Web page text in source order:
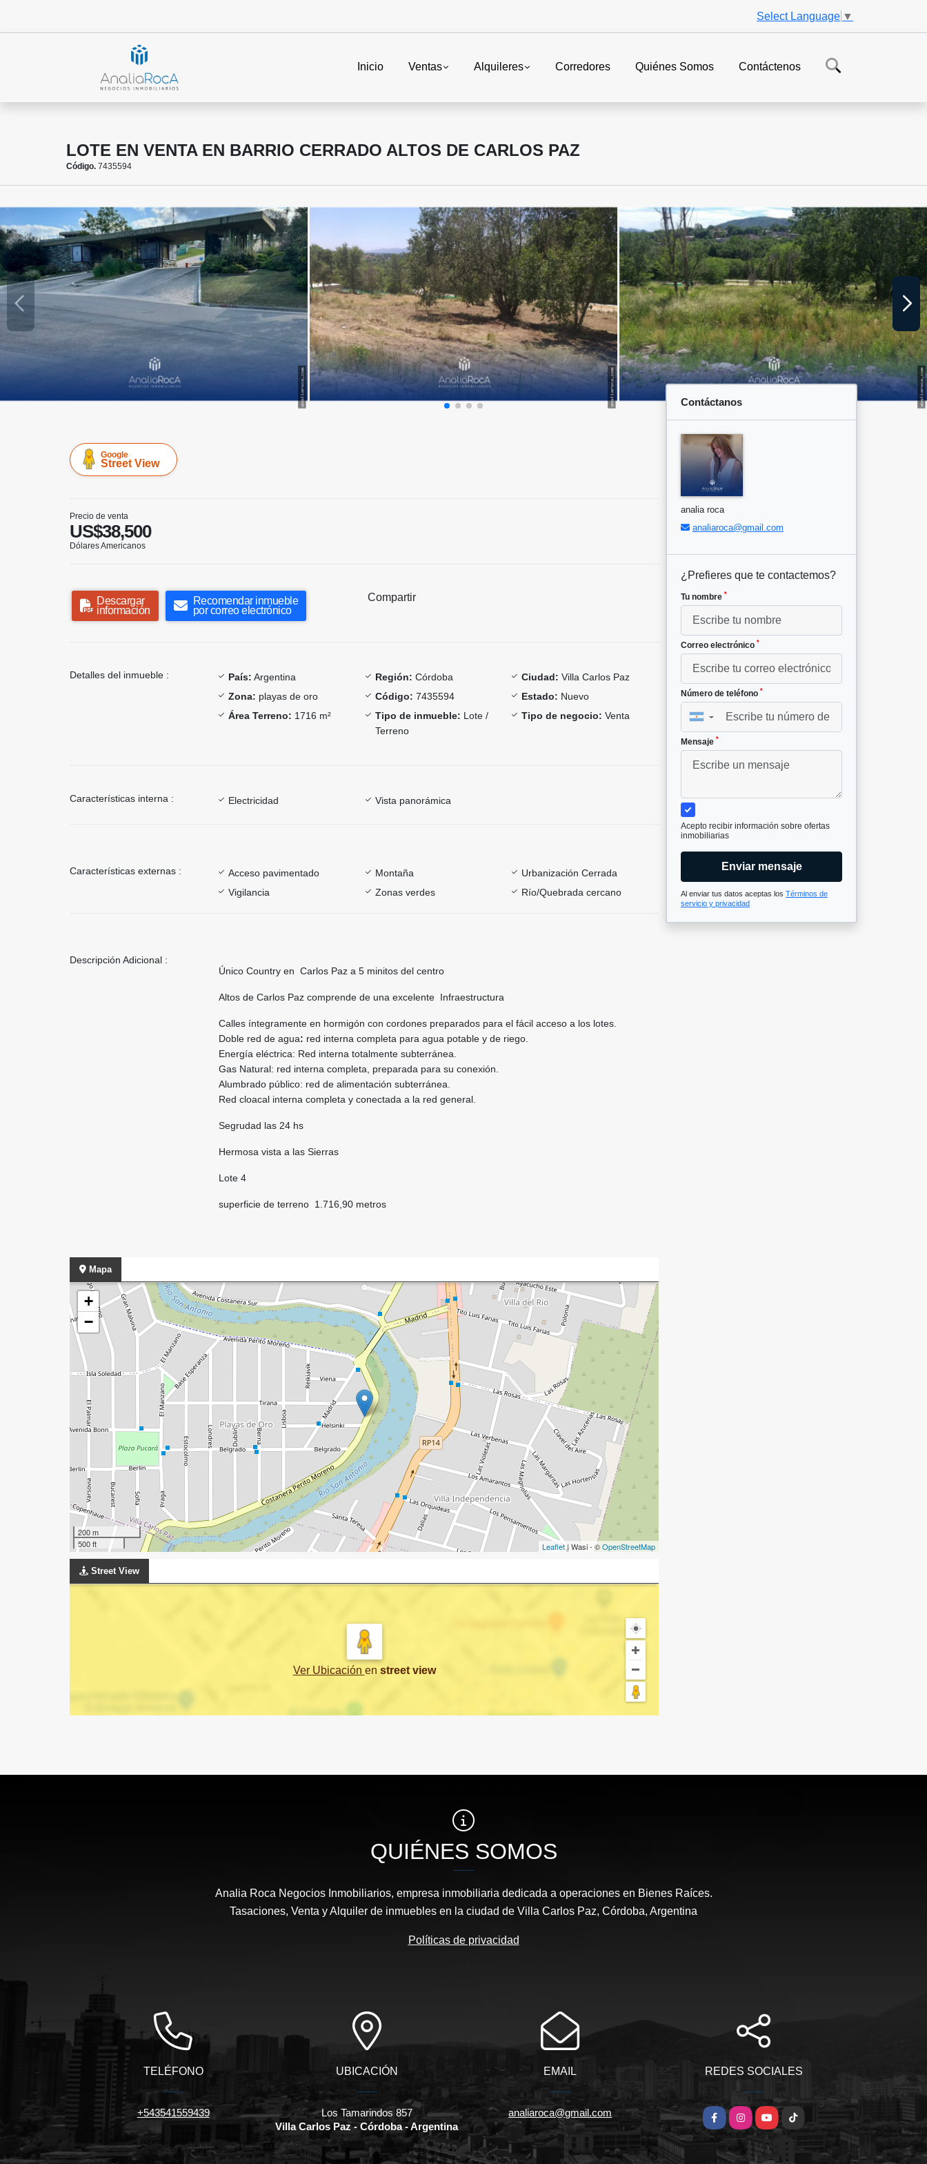
Select Language ▼
Inicio Ventas Alquileres Corredores Quiénes Somos Contáctenos
LOTE EN VENTA EN BARRIO CERRADO ALTOS DE CARLOS PAZ
Código. 7435594
Google
Street View
Precio de venta
US$38,500
Dólares Americanos
Descargar
información
Recomendar inmueble
por correo electrónico
Compartir
Detalles del inmueble : País: Argentina Región: Córdoba Ciudad: Villa Carlos Paz
Zona: playas de oro Código: 7435594 Estado: Nuevo
Área Terreno: 1716 m² Tipo de inmueble: Lote /
Terreno
Tipo de negocio: Venta
Características interna : Electricidad Vista panorámica
Características externas : Acceso pavimentado Montaña
Urbanización Cerrada
Vigilancia
Zonas verdes Río/Quebrada cercano
Descripción Adicional :
Único Country en Carlos Paz a 5 minitos del centro
Altos de Carlos Paz comprende de una excelente Infraestructura
Calles íntegramente en hormigón con cordones preparados para el fácil acceso a los lotes.
Doble red de agua: red interna completa para agua potable y de riego.
Energía eléctrica: Red interna totalmente subterránea.
Gas Natural: red interna completa, preparada para su conexión.
Alumbrado público: red de alimentación subterránea.
Red cloacal interna completa y conectada a la red general.
Segrudad las 24 hs
Hermosa vista a las Sierras
Lote 4
superficie de terreno 1.716,90 metros
Mapa
+
−
200 m
500 ft
Leaflet| Wasi - ©OpenStreetMap
Street View
Ver Ubicación en street view
Contáctanos
analia roca
analiaroca@gmail.com
¿Prefieres que te contactemos?
Tu nombre *
Correo electrónico *
Número de teléfono *
▼
Mensaje *
Acepto recibir información sobre ofertas
inmobiliarias
Enviar mensaje
Al enviar tus datos aceptas los Términos de
servicio y privacidad
QUIÉNES SOMOS
Analia Roca Negocios Inmobiliarios, empresa inmobiliaria dedicada a operaciones en Bienes Raíces.
Tasaciones, Venta y Alquiler de inmuebles en la ciudad de Villa Carlos Paz, Córdoba, Argentina
Políticas de privacidad
TELÉFONO
+543541559439
UBICACIÓN
Los Tamarindos 857
Villa Carlos Paz - Córdoba - Argentina
EMAIL
analiaroca@gmail.com
REDES SOCIALES
FacebookInstagramYouTubeTikTok